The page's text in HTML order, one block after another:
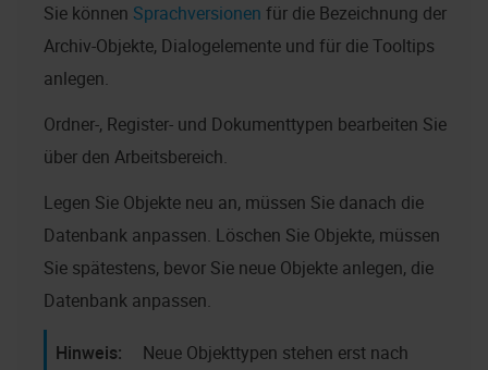
Sie können Sprachversionen für die Bezeichnung der
Archiv-Objekte, Dialogelemente und für die Tooltips
anlegen.
Ordner-, Register- und Dokumenttypen bearbeiten Sie
über den Arbeitsbereich.
Legen Sie Objekte neu an, müssen Sie danach die
Datenbank anpassen. Löschen Sie Objekte, müssen
Sie spätestens, bevor Sie neue Objekte anlegen, die
Datenbank anpassen.
Neue Objekttypen stehen erst nach